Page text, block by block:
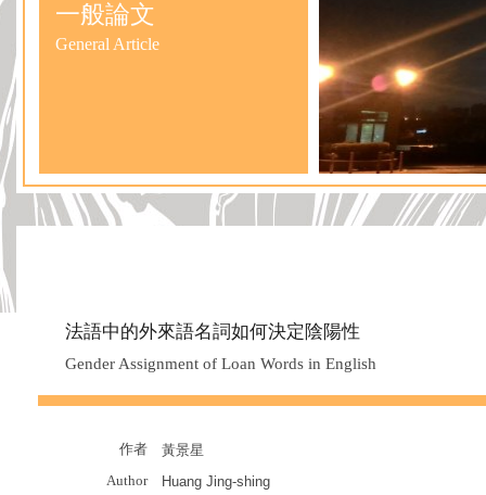
一般論文
General Article
法語中的外來語名詞如何決定陰陽性
Gender Assignment of Loan Words in English
作者
黃景星
Author
Huang Jing-shing